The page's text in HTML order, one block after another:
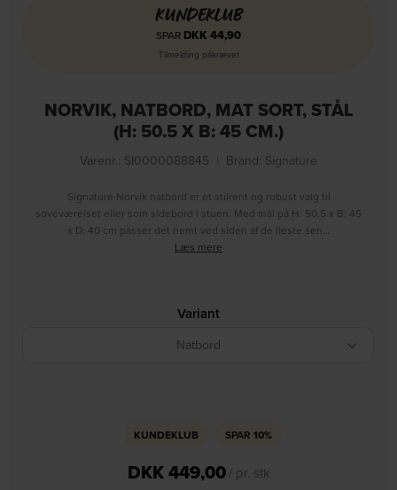
KUNDEKLUB
SPAR DKK 44,90
Tilmelding påkrævet
NORVIK, NATBORD, MAT SORT, STÅL
(H: 50.5 X B: 45 CM.)
Varenr.: SI0000088845 Brand: Signature
Signature Norvik natbord er et stilrent og robust valg til
soveværelset eller som sidebord i stuen. Med mål på H: 50,5 x B: 45
x D: 40 cm passer det nemt ved siden af de fleste sen…
Læs mere
Variant
Natbord
KUNDEKLUB SPAR 10%
DKK449,00/ pr. stk